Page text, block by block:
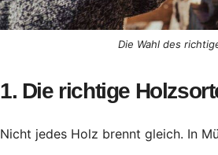
Die Wahl des
1. Die richtige
Nicht jedes Holz brennt gleich. In